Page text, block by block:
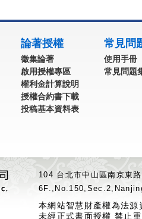
論著授權
徵集論著
啟用授權專區
權利金計算說明
授權合約書下載
投稿基本資料表
常見問
使用手冊
常見問題
104 台北市中山區南京東
本網站智慧財產權為法
未經正式書面授權 禁止